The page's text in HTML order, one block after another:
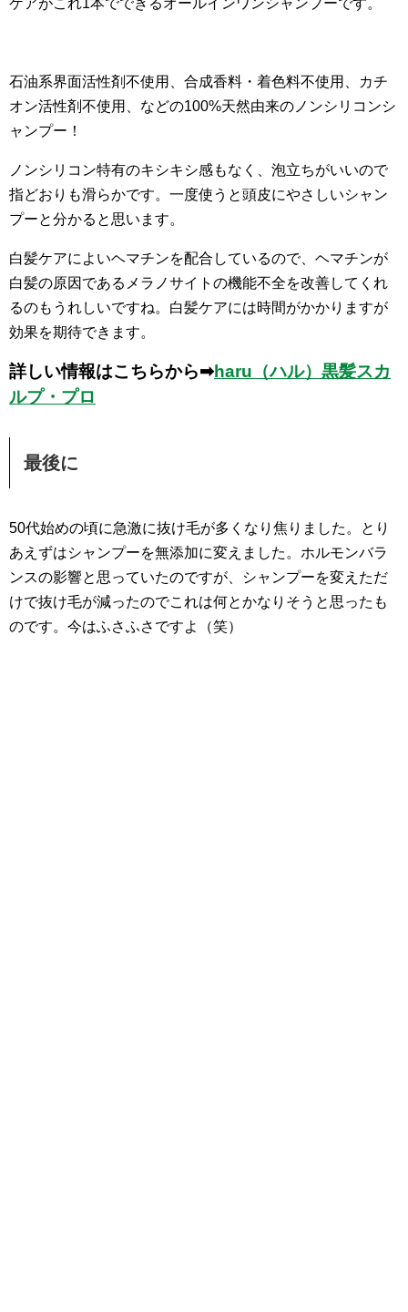
ケアがこれ1本でできるオールインワンシャンプーです。
石油系界面活性剤不使用、合成香料・着色料不使用、カチ
オン活性剤不使用、などの100%天然由来のノンシリコンシ
ャンプー！
ノンシリコン特有のキシキシ感もなく、泡立ちがいいので
指どおりも滑らかです。一度使うと頭皮にやさしいシャン
プーと分かると思います。
白髪ケアによいヘマチンを配合しているので、ヘマチンが
白髪の原因であるメラノサイトの機能不全を改善してくれ
るのもうれしいですね。白髪ケアには時間がかかりますが
効果を期待できます。
詳しい情報はこちらから➡haru（ハル）黒髪スカ
ルプ・プロ
最後に
50代始めの頃に急激に抜け毛が多くなり焦りました。とり
あえずはシャンプーを無添加に変えました。ホルモンバラ
ンスの影響と思っていたのですが、シャンプーを変えただ
けで抜け毛が減ったのでこれは何とかなりそうと思ったも
のです。今はふさふさですよ（笑）